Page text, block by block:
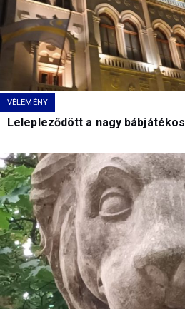
VÉLEMÉNY
Lelepleződött a nagy bábjátékos